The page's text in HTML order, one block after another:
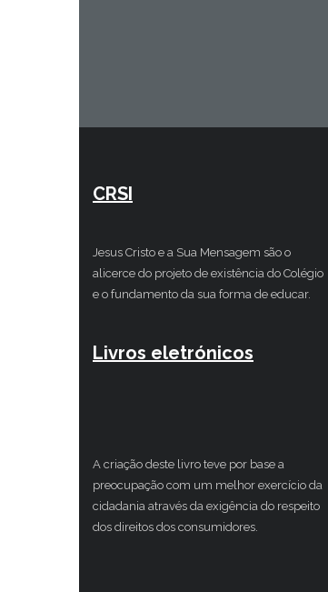
CRSI
Jesus Cristo e a Sua Mensagem são o
alicerce do projeto de existência do Colégio
e o fundamento da sua forma de educar.
Livros eletrónicos
A criação deste livro teve por base a
preocupação com um melhor exercício da
cidadania através da exigência do respeito
dos direitos dos consumidores.